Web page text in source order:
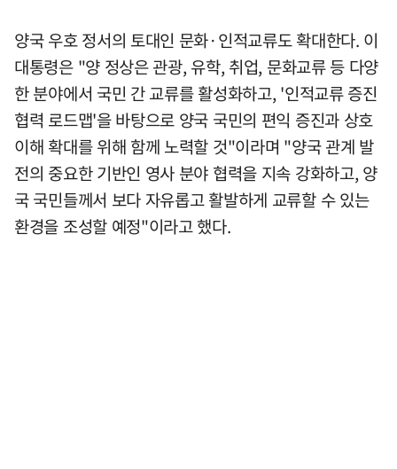
양국 우호 정서의 토대인 문화·인적교류도 확대한다. 이
대통령은 "양 정상은 관광, 유학, 취업, 문화교류 등 다양
한 분야에서 국민 간 교류를 활성화하고, '인적교류 증진
협력 로드맵'을 바탕으로 양국 국민의 편익 증진과 상호
이해 확대를 위해 함께 노력할 것"이라며 "양국 관계 발
전의 중요한 기반인 영사 분야 협력을 지속 강화하고, 양
국 국민들께서 보다 자유롭고 활발하게 교류할 수 있는
환경을 조성할 예정"이라고 했다.